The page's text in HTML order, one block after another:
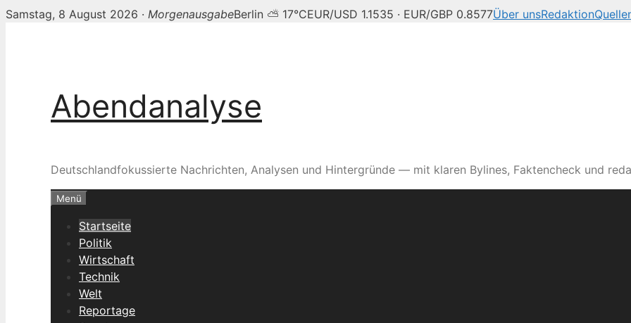
Samstag, 8 August 2026 · MorgenausgabeBerlin ⛅ 17°CEUR/USD 1.1535 · EUR/GBP 0.8577Über unsRedaktion
Abendanalyse
Deutschlandfokussierte Nachrichten, Analysen und Hintergründe — mit klaren Bylines, Faktencheck und
Menü
Startseite
Politik
Wirtschaft
Technik
Welt
Reportage